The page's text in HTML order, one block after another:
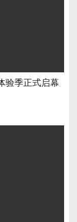
验季正式启幕